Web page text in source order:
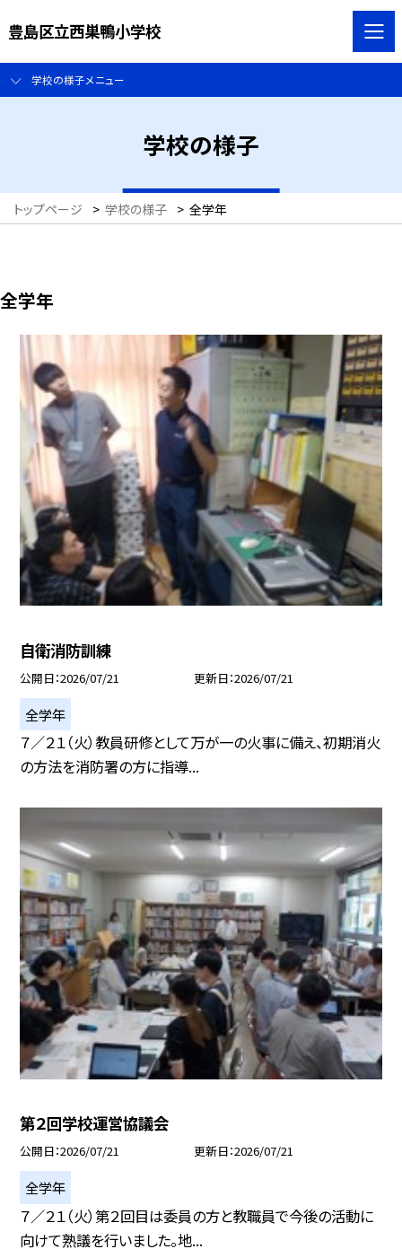
豊島区立西巣鴨小学校
学校の様子メニュー
学校の様子
トップページ > 学校の様子 > 全学年
全学年
自衛消防訓練
公開日 2026/07/21 更新日 2026/07/21
全学年
７／２１（火）教員研修として万が一の火事に備え、初期消火
の方法を消防署の方に指導...
第２回学校運営協議会
公開日 2026/07/21 更新日 2026/07/21
全学年
７／２１（火）第２回目は委員の方と教職員で今後の活動に
向けて熟議を行いました。地...